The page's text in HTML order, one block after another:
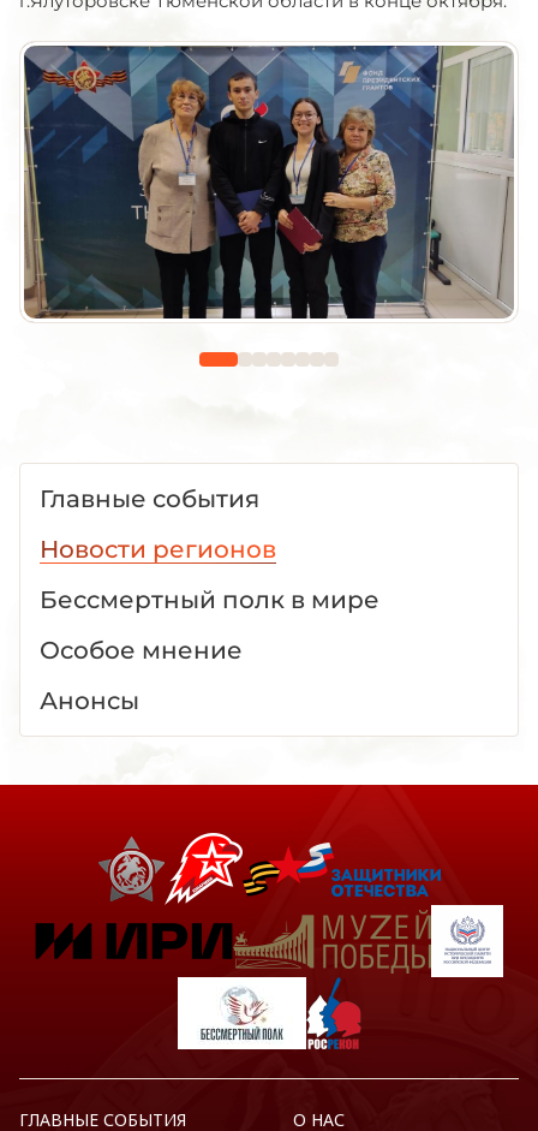
Главные события
Новости регионов
Бессмертный полк в мире
Особое мнение
Анонсы
ГЛАВНЫЕ СОБЫТИЯ О НАС